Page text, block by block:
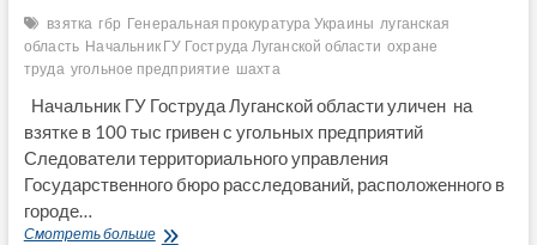
взятка гбр Генеральная прокуратура Украины луганская
область Начальник ГУ Гоструда Луганской области охране
труда угольное предприятие шахта
Начальник ГУ Гоструда Луганской области уличен на
взятке в 100 тыс гривен с угольных предприятий
Следователи территориального управления
Государственного бюро расследований, расположенного в
городе…
Смотреть большеНачальник